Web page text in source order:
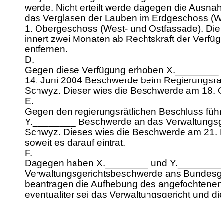
werde. Nicht erteilt werde dagegen die
das Verglasen der Lauben im Erdgeschoss
1. Obergeschoss (West- und Ostfassade).
innert zwei Monaten ab Rechtskraft der
entfernen.
D.
Gegen diese Verfügung erhoben
14. Juni 2004 Beschwerde beim
Schwyz. Dieser wies die Beschwerde am 18.
E.
Gegen den regierungsrätlichen Beschluss
Y.________ Beschwerde an das
Schwyz. Dieses wies die Beschwerde am 21.
soweit es darauf eintrat.
F.
Dagegen haben X.________ und Y.________
Verwaltungsgerichtsbeschwerde ans
beantragen die Aufhebung des
eventualiter sei das Verwaltungsgericht und